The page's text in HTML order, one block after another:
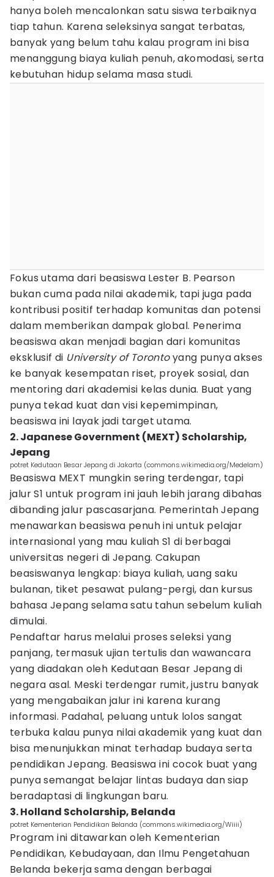
hanya boleh mencalonkan satu siswa terbaiknya
tiap tahun. Karena seleksinya sangat terbatas,
banyak yang belum tahu kalau program ini bisa
menanggung biaya kuliah penuh, akomodasi, serta
kebutuhan hidup selama masa studi.
Fokus utama dari beasiswa Lester B. Pearson
bukan cuma pada nilai akademik, tapi juga pada
kontribusi positif terhadap komunitas dan potensi
dalam memberikan dampak global. Penerima
beasiswa akan menjadi bagian dari komunitas
eksklusif di University of Torontoyang punya akses
ke banyak kesempatan riset, proyek sosial, dan
mentoring dari akademisi kelas dunia. Buat yang
punya tekad kuat dan visi kepemimpinan,
beasiswa ini layak jadi target utama.
2. Japanese Government (MEXT) Scholarship,
Jepang
potret Kedutaan Besar Jepang di Jakarta (commons.wikimedia.org/Medelam)
Beasiswa MEXT mungkin sering terdengar, tapi
jalur S1 untuk program ini jauh lebih jarang dibahas
dibanding jalur pascasarjana. Pemerintah Jepang
menawarkan beasiswa penuh ini untuk pelajar
internasional yang mau kuliah S1 di berbagai
universitas negeri di Jepang. Cakupan
beasiswanya lengkap: biaya kuliah, uang saku
bulanan, tiket pesawat pulang-pergi, dan kursus
bahasa Jepang selama satu tahun sebelum kuliah
dimulai.
Pendaftar harus melalui proses seleksi yang
panjang, termasuk ujian tertulis dan wawancara
yang diadakan oleh Kedutaan Besar Jepang di
negara asal. Meski terdengar rumit, justru banyak
yang mengabaikan jalur ini karena kurang
informasi. Padahal, peluang untuk lolos sangat
terbuka kalau punya nilai akademik yang kuat dan
bisa menunjukkan minat terhadap budaya serta
pendidikan Jepang. Beasiswa ini cocok buat yang
punya semangat belajar lintas budaya dan siap
beradaptasi di lingkungan baru.
3. Holland Scholarship, Belanda
potret Kementerian Pendidikan Belanda (commons.wikimedia.org/Wiiii)
Program ini ditawarkan oleh Kementerian
Pendidikan, Kebudayaan, dan Ilmu Pengetahuan
Belanda bekerja sama dengan berbagai